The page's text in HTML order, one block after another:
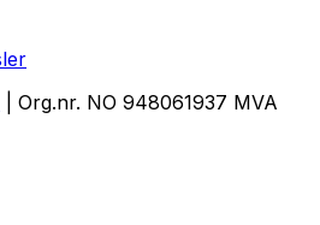
| Org.nr. NO 948061937 MVA